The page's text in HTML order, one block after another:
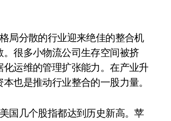
局分散的行业迎来绝佳的整合机
很多小物流公司生存空间被挤
运维的管理扩张能力。在产业升
也是推动行业整合的一股力量。
国几个股指都达到历史新高。苹